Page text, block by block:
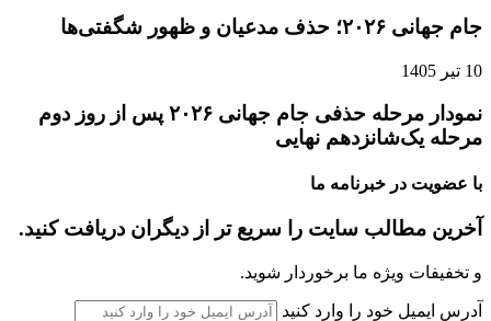
جام جهانی ۲۰۲۶؛ حذف مدعیان و ظهور شگفتی‌ها
10 تیر 1405
نمودار مرحله حذفی جام جهانی ۲۰۲۶ پس از روز دوم
مرحله یک‌شانزدهم نهایی
با عضویت در خبرنامه ما
آخرین مطالب سایت را سریع تر از دیگران دریافت کنید.
و تخفیفات ویژه ما برخوردار شوید.
آدرس ایمیل خود را وارد کنید